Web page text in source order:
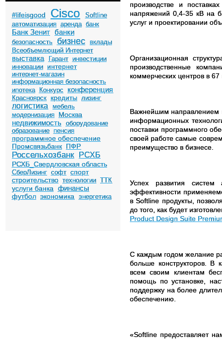
#lifeisgood Cisco
Softline
автоматизация аренда банк
Банк Зенит банки
безопасность бизнес
вклады
Всеобъемлющий Интернет
выставка Гарант инвестиции
инновации
интернет
интернет-магазин
информационная безопасность
ипотека
Конкурс конференция
Красноярск кредиты лизинг
логистика
мебель
модернизация
Москва
недвижимость оборудование
образование пенсия
программное обеспечение
Промсвязьбанк ПФР
Россельхозбанк РСХБ
РСХБ_Свердловская область
СберЛизинг софт спорт
строительство технологии ТТК
услуги банка финансы
футбол экономика энергетика
производстве и
напряжений 0,4-35 кВ на
услуг и проектировании
Организационная
производственные
коммерческих центров в 67
Важнейшим направлением
информационных
поставки программного
своей работе самые
преимущество в бизнесе.
Успех развития систем
эффективности
вSoftline продукты,
до того, как будет
Product Design Suite
С каждым годом желание
больше конструкторов. В
всем своим клиентам
помощь по установке,
поддержку на более
обеспечению.
«Softline предоставляет